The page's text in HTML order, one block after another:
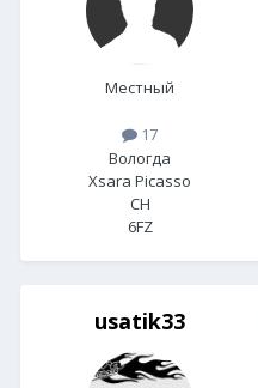
Местный
17
Вологда
Xsara Picasso
CH
6FZ
usatik33